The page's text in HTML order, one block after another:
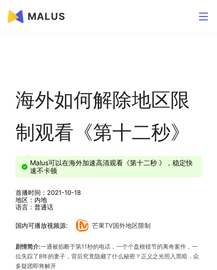
MALUS
海外如何解除地区限
制观看《第十二秒》
Malus可以在海外加速高清观看《第十二秒 》，稳定快
速不卡顿
首播时间：2021-10-18
地区：内地
语言：普通话
国内可播放视频源: 芒果TV国外地区限制
剧情简介:一通被掐断于第11秒的电话，一个个盘根错节的离奇案件，一
位失踪了8年的妻子，背后究竟隐藏了什么秘密？正义之光照入黑暗，众
多疑团即将解开